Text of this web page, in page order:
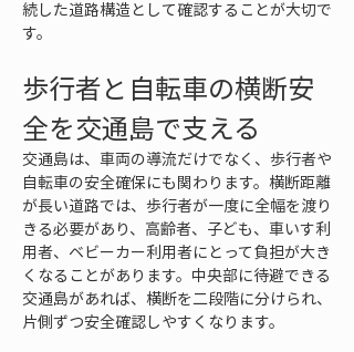
続した道路構造として確認することが大切で
す。
歩行者と自転車の横断安
全を交通島で支える
交通島は、車両の導流だけでなく、歩行者や
自転車の安全確保にも関わります。横断距離
が長い道路では、歩行者が一度に全幅を渡り
きる必要があり、高齢者、子ども、車いす利
用者、ベビーカー利用者にとって負担が大き
くなることがあります。中央部に待避できる
交通島があれば、横断を二段階に分けられ、
片側ずつ安全確認しやすくなります。